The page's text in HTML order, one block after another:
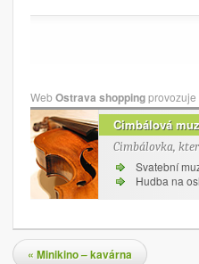
WebOstrava shoppingprovozuje
Cimbálová
Cimbálovka,
Svatební
Hudba na
Navigace pro příspěvky
« Minikino – kavárna